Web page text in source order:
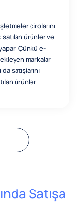
cirolarını
ürünler ve
Çünkü e-
markalar
satışlarını
ürünler
Satışa